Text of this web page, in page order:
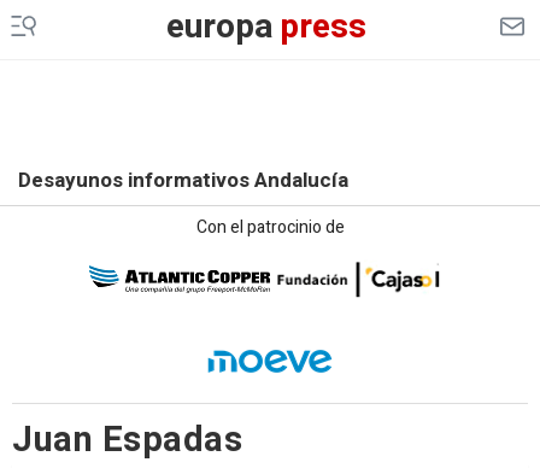
europapress
Desayunos informativos Andalucía
Con el patrocinio de
Juan Espadas